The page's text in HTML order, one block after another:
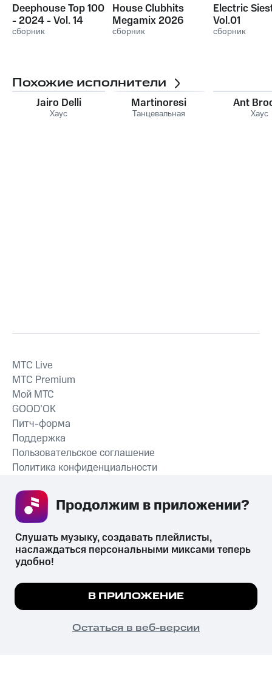
Deephouse Top 100
- 2024 - Vol. 14
сборник
House Clubhits
Megamix 2026
сборник
Electric
Vol.01
сборник
Похожие исполнители
Jairo Delli
Хаус
Martinoresi
Танцевальная
Ant
Хаус
СКАЧАТЬ ПРИЛОЖЕНИЕ
MTС Live
MTС Premium
Мой МТС
GOOD’OK
Питч-форма
Поддержка
Пользовательское соглашение
Политика конфиденциальности
психотропных веществ, их аналогов причиняет вред здоровью,
их незаконный оборот запрещён и влечёт установленную
законодательством ответственность.
© 2026 ООО «КИОН».
Все права защищены
Мы используем куки, чтобы на сайте все
Подробнее
ПОНЯТНО
Слушать музыку, создавать плейлисты,
наслаждаться персональными миксами теперь
удобно!
В ПРИЛОЖЕНИЕ
Остаться в веб-версии